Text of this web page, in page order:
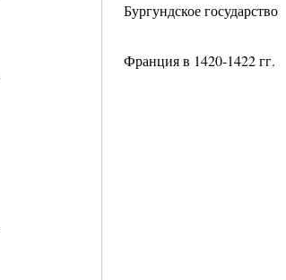
Бургундское государство
Франция в 1420-1422 гг.